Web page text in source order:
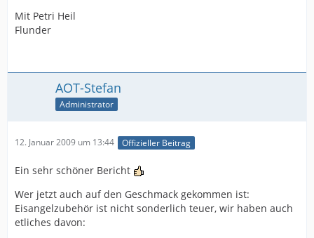
Mit Petri Heil
Flunder
AOT-Stefan
Administrator
12. Januar 2009 um 13:44 Offizieller Beitrag
Ein sehr schöner Bericht
Wer jetzt auch auf den Geschmack gekommen ist:
Eisangelzubehör ist nicht sonderlich teuer, wir haben auch
etliches davon: